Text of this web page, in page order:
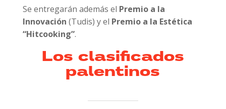
Se entregarán además el Premio a la
Innovación (Tudis) y el Premio a la Estética
“Hitcooking”.
Los clasificados
palentinos